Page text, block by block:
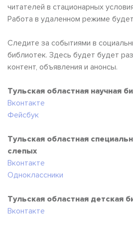
читателей в стационарных
Работа в удаленном режиме
Следите за событиями в
библиотек. Здесь будет будет
контент, объявления и анонсы.
Тульская областная научная
Вконтакте
Фейсбук
Тульская областная
слепых
Вконтакте
Одноклассники
Тульская областная детская
Вконтакте